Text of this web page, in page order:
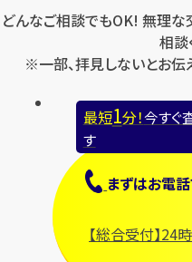
どんなご相談でもOK! 無理な
相談
※一部、拝見しないとお伝
最短1分！今すぐ
す
まずはお電話
【総合受付】24